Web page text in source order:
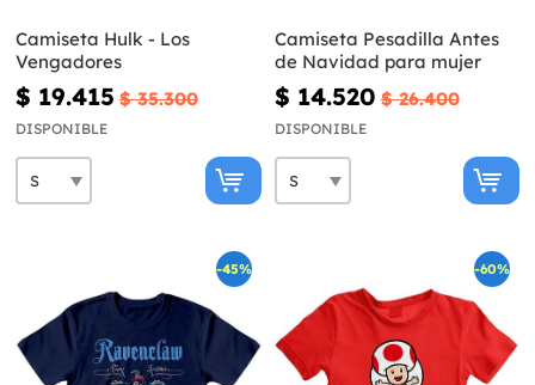
Camiseta Hulk - Los
Vengadores
$ 19.415 $ 35.300
DISPONIBLE
Camiseta Pesadilla Antes
de Navidad para mujer
$ 14.520 $ 26.400
DISPONIBLE
-45% -60%